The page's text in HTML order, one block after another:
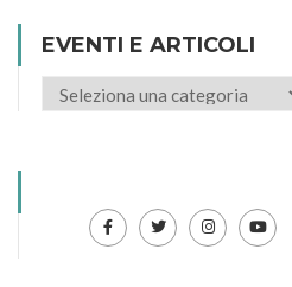
EVENTI E ARTICOLI